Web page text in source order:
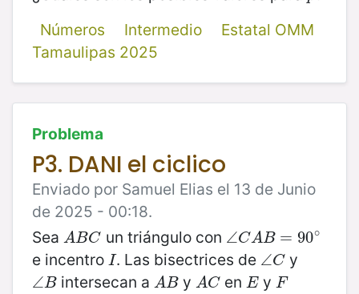
Números
Intermedio
Estatal OMM
Tamaulipas 2025
Problema
P3. DANI el ciclico
Enviado por Samuel Elias el 13 de Junio
de 2025 - 00:18.
Sea ABC
ABC un triángulo con ∠CAB = 90∘
∠CAB=90∘
e incentro I
I . Las bisectrices de ∠C
∠C y
∠B
∠Bintersecan a AB
AB y AC
AC en E
E y F
F